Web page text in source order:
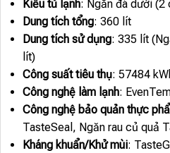
Kiểu tủ lạnh: Ngăn đá dưới (2
Dung tích tổng: 360 lít
Dung tích sử dụng: 335 lít
lít)
Công suất tiêu thụ: 57484
Công nghệ làm lạnh:
Công nghệ bảo quản thực
TasteSeal, Ngăn rau củ quả
Kháng khuẩn/Khử mùi: